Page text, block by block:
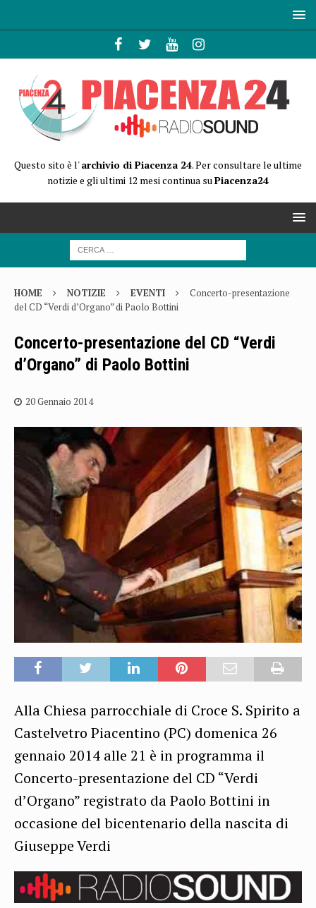
Questo sito è l'archivio di Piacenza 24. Per consultare le ultime
notizie e gli ultimi 12 mesi continua suPiacenza24
HOME NOTIZIE EVENTI
Concerto-presentazione
del CD “Verdi d’Organo” di Paolo Bottini
Concerto-presentazione del CD “Verdi
d’Organo” di Paolo Bottini
20 Gennaio 2014
Alla Chiesa parrocchiale di Croce S. Spirito a
Castelvetro Piacentino (PC) domenica 26
gennaio 2014 alle 21 è in programma il
Concerto-presentazione del CD “Verdi
d’Organo” registrato da Paolo Bottini in
occasione del bicentenario della nascita di
Giuseppe Verdi